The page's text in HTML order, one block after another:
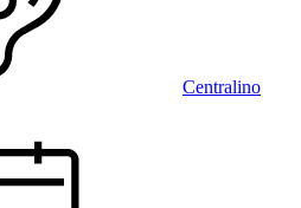
Centralino